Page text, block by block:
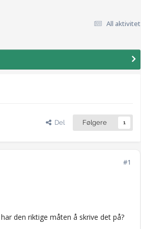
All aktivitet
Del Følgere 1
#1
den riktige måten å skrive det på?